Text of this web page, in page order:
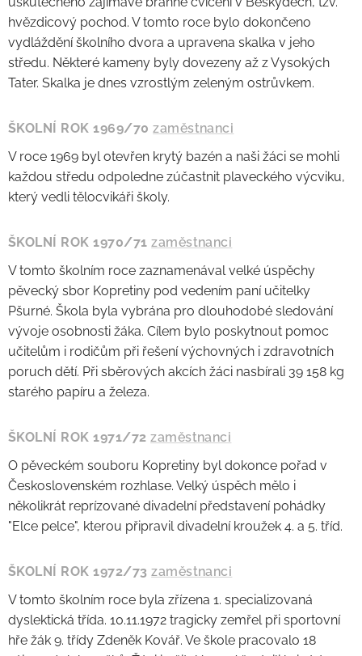
hvězdicový pochod. V tomto roce bylo dokončeno
vydláždění školního dvora a upravena skalka v jeho
středu. Některé kameny byly dovezeny až z Vysokých
Tater. Skalka je dnes vzrostlým zeleným ostrůvkem.
ŠKOLNÍ ROK 1969/70 zaměstnanci
V roce 1969 byl otevřen krytý bazén a naši žáci se mohli
každou středu odpoledne zúčastnit plaveckého výcviku,
který vedli tělocvikáři školy.
ŠKOLNÍ ROK 1970/71zaměstnanci
V tomto školním roce zaznamenával velké úspěchy
pěvecký sbor Kopretiny pod vedením paní učitelky
Pšurné. Škola byla vybrána pro dlouhodobé sledování
vývoje osobnosti žáka. Cílem bylo poskytnout pomoc
učitelům i rodičům při řešení výchovných i zdravotních
poruch dětí. Při sběrových akcích žáci nasbírali 39 158 kg
starého papíru a železa.
ŠKOLNÍ ROK 1971/72 zaměstnanci
O pěveckém souboru Kopretiny byl dokonce pořad v
Československém rozhlase. Velký úspěch mělo i
několikrát reprízované divadelní představení pohádky
"Elce pelce", kterou připravil divadelní kroužek 4. a 5. tříd.
ŠKOLNÍ ROK 1972/73 zaměstnanci
V tomto školním roce byla zřízena 1. specializovaná
dyslektická třída. 10.11.1972 tragicky zemřel při sportovní
hře žák 9. třídy Zdeněk Kovář. Ve škole pracovalo 18